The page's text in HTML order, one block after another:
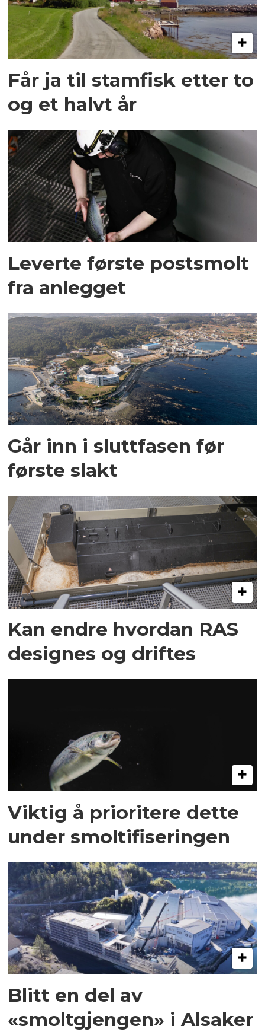
Får ja til stamfisk etter to
og et halvt år
Leverte første postsmolt
fra anlegget
Går inn i sluttfasen før
første slakt
Kan endre hvordan RAS
designes og driftes
Viktig å prioritere dette
under smoltifiseringen
Blitt en del av
«smoltgjengen» i Alsaker